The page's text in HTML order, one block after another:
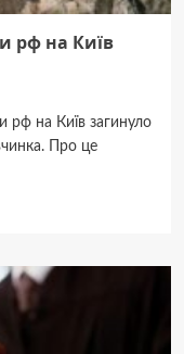
рф на Київ
рф на Київ загинуло
Про це